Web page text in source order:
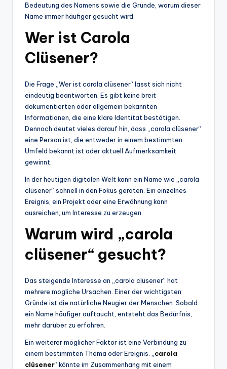
Bedeutung des Namens sowie die Gründe, warum dieser
Name immer häufiger gesucht wird.
Wer ist Carola
Clüsener?
Die Frage „Wer ist carola clüsener“ lässt sich nicht
eindeutig beantworten. Es gibt keine breit
dokumentierten oder allgemein bekannten
Informationen, die eine klare Identität bestätigen.
Dennoch deutet vieles darauf hin, dass „carola clüsener“
eine Person ist, die entweder in einem bestimmten
Umfeld bekannt ist oder aktuell Aufmerksamkeit
gewinnt.
In der heutigen digitalen Welt kann ein Name wie „carola
clüsener“ schnell in den Fokus geraten. Ein einzelnes
Ereignis, ein Projekt oder eine Erwähnung kann
ausreichen, um Interesse zu erzeugen.
Warum wird „carola
clüsener“ gesucht?
Das steigende Interesse an „carola clüsener“ hat
mehrere mögliche Ursachen. Einer der wichtigsten
Gründe ist die natürliche Neugier der Menschen. Sobald
ein Name häufiger auftaucht, entsteht das Bedürfnis,
mehr darüber zu erfahren.
Ein weiterer möglicher Faktor ist eine Verbindung zu
einem bestimmten Thema oder Ereignis. „ carola
clüsener“ könnte im Zusammenhang mit einem